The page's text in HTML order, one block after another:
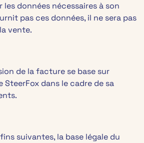
données nécessaires à son
pas ces données, il ne sera pas
vente.
de la facture se base sur
SteerFox dans le cadre de sa
suivantes, la base légale du